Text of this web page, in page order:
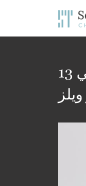
13 سوال و جواب شائع حول تمديدات عقود الايجار السكني